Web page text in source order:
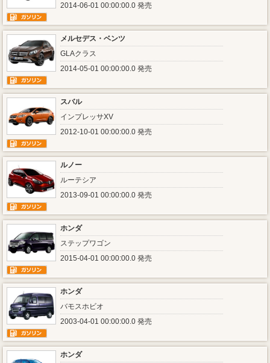
2014-06-01 00:00:00.0 発売
メルセデス・ベンツ
GLAクラス
2014-05-01 00:00:00.0 発売
スバル
インプレッサXV
2012-10-01 00:00:00.0 発売
ルノー
ルーテシア
2013-09-01 00:00:00.0 発売
ホンダ
ステップワゴン
2015-04-01 00:00:00.0 発売
ホンダ
バモスホビオ
2003-04-01 00:00:00.0 発売
ホンダ